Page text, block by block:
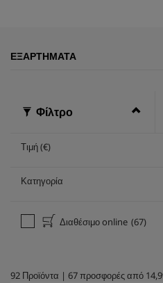
ΕΞΑΡΤΉΜΑΤΑ
Φίλτρο
Τιμή (€)
Κατηγορία
Διαθέσιμο online (67)
92 Προϊόντα | 67προσφορές από